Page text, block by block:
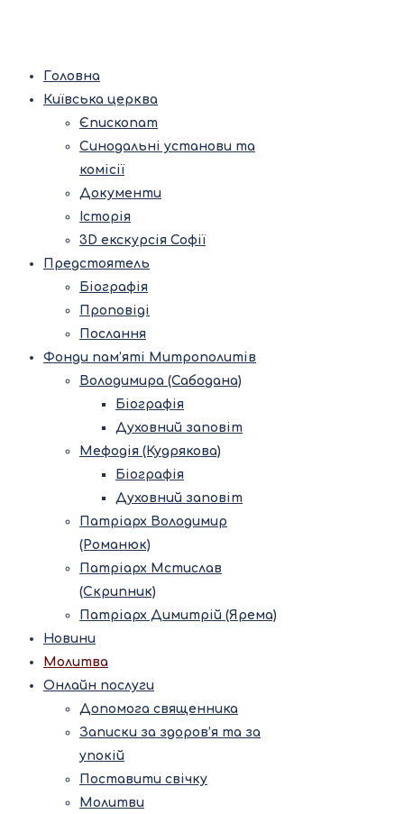
Головна
Київська церква
Єпископат
Синодальні установи та
комісії
Документи
Історія
3D екскурсія Софії
Предстоятель
Біографія
Проповіді
Послання
Фонди пам’яті Митрополитів
Володимира (Сабодана)
Біографія
Духовний заповіт
Мефодія (Кудрякова)
Біографія
Духовний заповіт
Патріарх Володимир
(Романюк)
Патріарх Мстислав
(Скрипник)
Патріарх Димитрій (Ярема)
Новини
Молитва
Онлайн послуги
Допомога священника
Записки за здоров’я та за
упокій
Поставити свічку
Молитви